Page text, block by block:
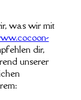
was wir mit
dir,
unserer